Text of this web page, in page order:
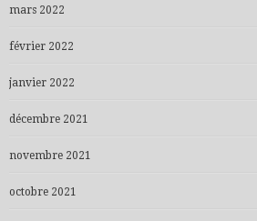
mars 2022
février 2022
janvier 2022
décembre 2021
novembre 2021
octobre 2021